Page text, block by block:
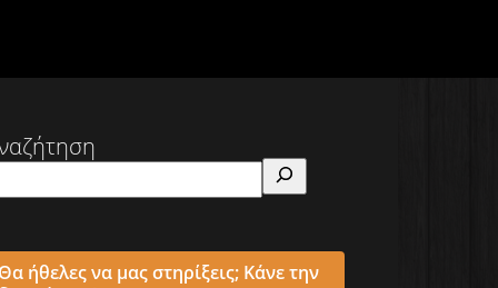
ήθελες να μας στηρίξεις; Κάνε την